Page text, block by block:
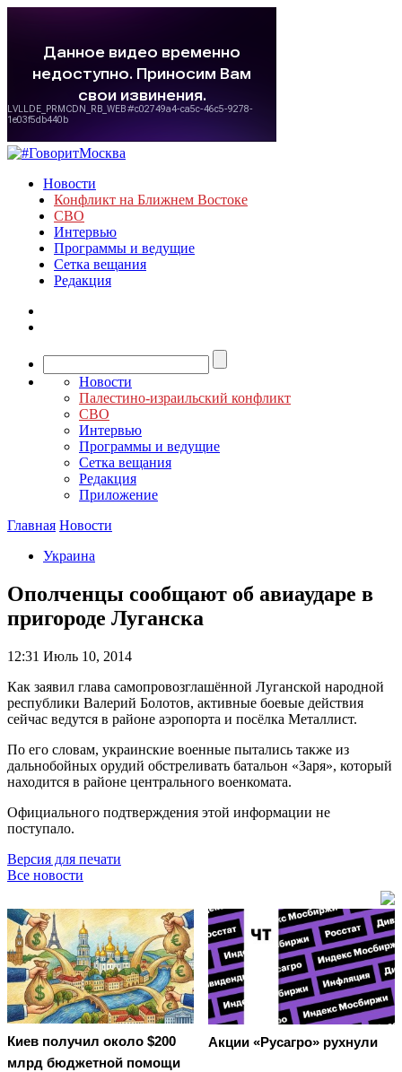
Новости
Конфликт на Ближнем Востоке
СВО
Интервью
Программы и ведущие
Сетка вещания
Редакция
Новости
Палестино-израильский конфликт
СВО
Интервью
Программы и ведущие
Сетка вещания
Редакция
Приложение
Главная Новости
Украина
Ополченцы сообщают об авиаударе в
пригороде Луганска
12:31 Июль 10, 2014
Как заявил глава самопровозглашённой Луганской народной
республики Валерий Болотов, активные боевые действия
сейчас ведутся в районе аэропорта и посёлка Металлист.
По его словам, украинские военные пытались также из
дальнобойных орудий обстреливать батальон «Заря», который
находится в районе центрального военкомата.
Официального подтверждения этой информации не
поступало.
Версия для печати
Все новости
Киев получил около $200
млрд бюджетной помощи
Акции «Русагро» рухнули